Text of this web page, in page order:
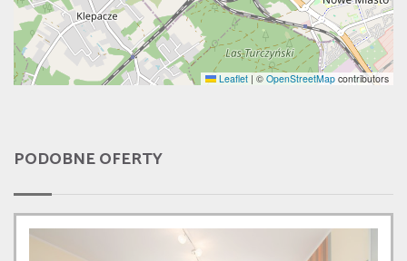
Leaflet | © OpenStreetMap contributors
PODOBNE OFERTY